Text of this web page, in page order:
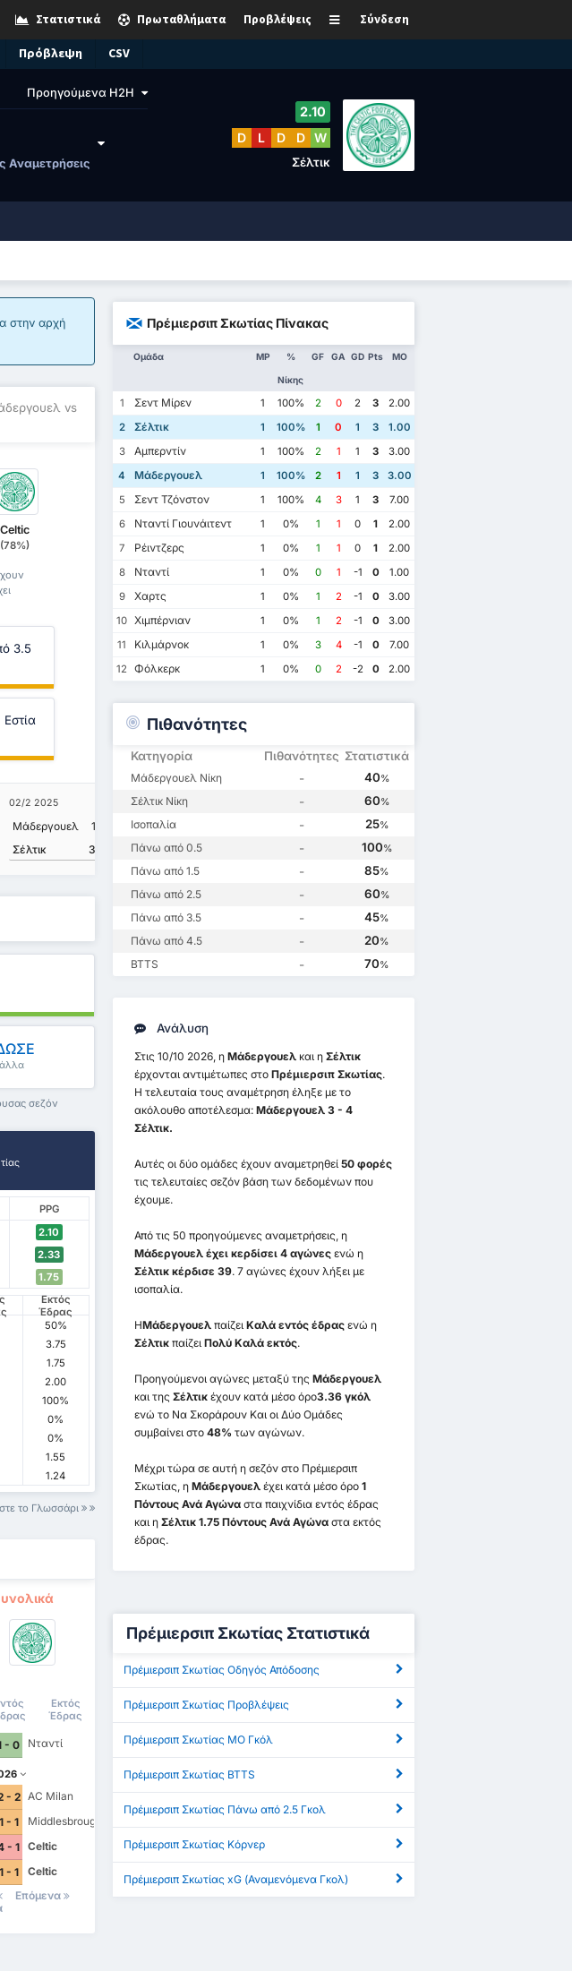
Σύνδεση
Προβλέψεις
Πρωταθλήματα
Στατιστικά
Πρόβλεψη CSV
Προηγούμενα H2H
Αναμετρήσεις
2.10
D
L D D W
Σέλτικ
στην αρχή
vs
Celtic
(78%)
3.5
02/2 2025
Μάδεργουελ
1
Σέλτικ
3
26/12 2024
Σέλτικ
Μάδεργουελ
Μάδεργουελ
25/2 2024
Μάδεργουελ
Σέλτικ
σεζόν
PPG
2.10
2.33
1.75
Εκτός
Έδρας
50%
3.75
1.75
2.00
100%
0%
0%
1.55
1.24
το Γλωσσάρι
Εκτός
Έδρας
- 0 Νταντί
- 2 AC Milan
1 - 1
Middlesbrough
- 1
Celtic
1 - 1 Celtic
Επόμενα
Πρέμιερσιπ Σκωτίας Πίνακας
Ομάδα MP %
Νίκης
GF GA GD Pts ΜΟ
1 Σεντ Μίρεν 1 100% 2 0 2 3
2.00
2
Σέλτικ 1 100% 1 0 1 3
1.00
3
Αμπερντίν 1 100% 2 1 1 3
3.00
4
Μάδεργουελ 1 100% 2 1 1 3
3.00
5
Σεντ Τζόνστον 1 100% 4 3 1 3
7.00
6
Νταντί Γιουνάιτεντ 1 0% 1 1 0 1
2.00
7
Ρέιντζερς 1 0% 1 1 0 1
2.00
8
Νταντί 1 0% 0 1 -1 0
1.00
9
Χαρτς 1 0% 1 2 -1 0
3.00
10 Χιμπέρνιαν 1 0% 1 2 -1 0
3.00
11
Κιλμάρνοκ 1 0% 3 4 -1 0
7.00
12
Φόλκερκ 1 0% 0 2 -2 0 2.00
Πιθανότητες
Κατηγορία Πιθανότητες Στατιστικά
Μάδεργουελ Νίκη - 40%
Σέλτικ Νίκη - 60%
Ισοπαλία - 25%
Πάνω από 0.5 - 100%
Πάνω από 1.5 - 85%
Πάνω από 2.5 - 60%
Πάνω από 3.5 - 45%
Πάνω από 4.5 - 20%
BTTS - 70%
Ανάλυση
Στις 10/10 2026, η Μάδεργουελκαι η Σέλτικ
έρχονται αντιμέτωπες στο Πρέμιερσιπ Σκωτίας.
Η τελευταία τους αναμέτρηση έληξε με το
ακόλουθο αποτέλεσμα: Μάδεργουελ 3 - 4
Σέλτικ.
Αυτές οι δύο ομάδες έχουν αναμετρηθεί 50 φορές
τις τελευταίες σεζόν βάση των δεδομένων που
έχουμε.
Από τις 50 προηγούμενες αναμετρήσεις, η
Μάδεργουελ έχει κερδίσει 4 αγώνεςενώ η
Σέλτικ κέρδισε 39. 7 αγώνες έχουν λήξει με
ισοπαλία.
ΗΜάδεργουελπαίζει Καλά εντός έδραςενώ η
Σέλτικπαίζει Πολύ Καλά εκτός.
Προηγούμενοι αγώνες μεταξύ της Μάδεργουελ
και της Σέλτικέχουν κατά μέσο όρο3.36 γκόλ
ενώ το Να Σκοράρουν Και οι Δύο Ομάδες
συμβαίνει στο 48% των αγώνων.
Μέχρι τώρα σε αυτή η σεζόν στο Πρέμιερσιπ
Σκωτίας, η Μάδεργουελέχει κατά μέσο όρο 1
Πόντους Ανά Αγώνα στα παιχνίδια εντός έδρας
και η Σέλτικ 1.75 Πόντους Ανά Αγώνα στα εκτός
έδρας.
Πρέμιερσιπ Σκωτίας Στατιστικά
Πρέμιερσιπ Σκωτίας Οδηγός Απόδοσης
Πρέμιερσιπ Σκωτίας Προβλέψεις
Πρέμιερσιπ Σκωτίας ΜΟ Γκόλ
Πρέμιερσιπ Σκωτίας BTTS
Πρέμιερσιπ Σκωτίας Πάνω από 2.5 Γκολ
Πρέμιερσιπ Σκωτίας Κόρνερ
Πρέμιερσιπ Σκωτίας xG (Αναμενόμενα Γκολ)